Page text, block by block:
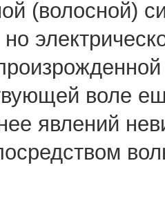
(волосной)
воле
явлений